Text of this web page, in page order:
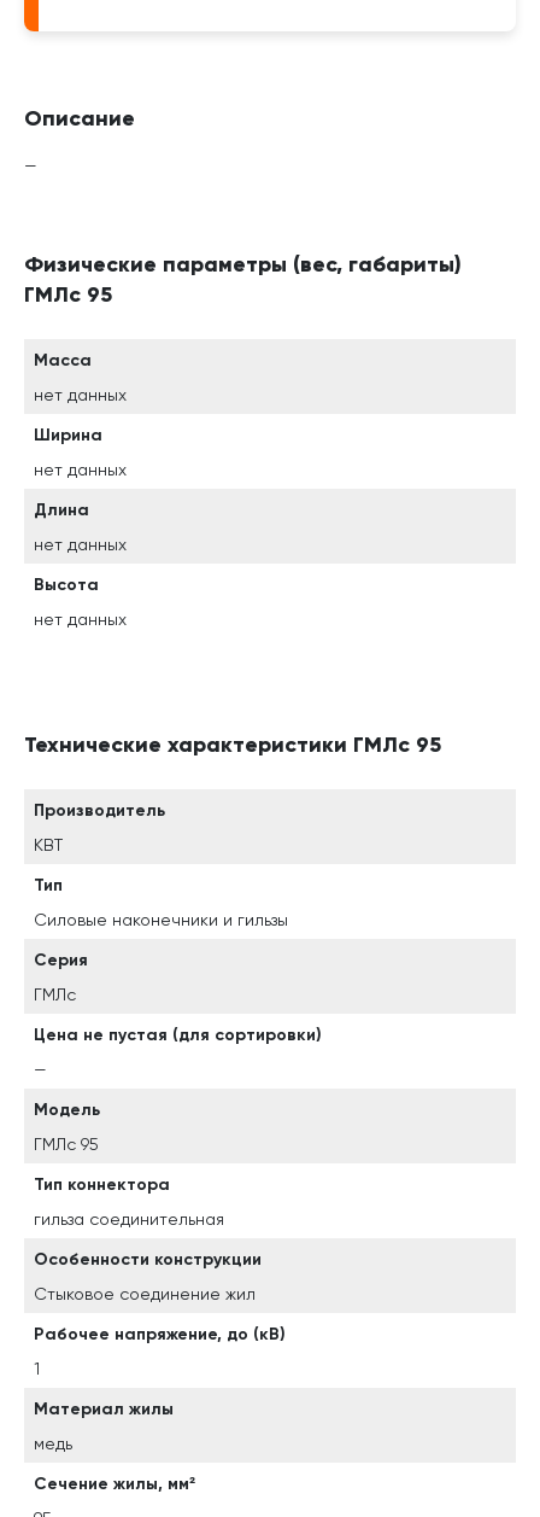
Описание
—
Физические параметры (вес, габариты)
ГМЛс 95
Масса
нет данных
Ширина
нет данных
Длина
нет данных
Высота
нет данных
Технические характеристики ГМЛс 95
Производитель
КВТ
Тип
Силовые наконечники и гильзы
Серия
ГМЛс
Цена не пустая (для сортировки)
—
Модель
ГМЛс 95
Тип коннектора
гильза соединительная
Особенности конструкции
Стыковое соединение жил
Рабочее напряжение, до (кВ)
1
Материал жилы
медь
Сечение жилы, мм²